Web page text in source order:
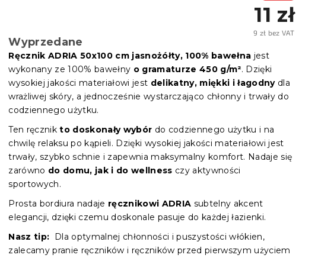
11 zł
9 zł bez VAT
Wyprzedane
Ręcznik ADRIA 50x100 cm jasnożółty, 100% bawełna jest
wykonany ze 100% bawełny o gramaturze 450 g/m². Dzięki
wysokiej jakości materiałowi jest delikatny, miękki i łagodnydla
wrażliwej skóry, a jednocześnie wystarczająco chłonny i trwały do
codziennego użytku.
Ten ręcznikto doskonały wybór do codziennego użytku i na
chwilę relaksu po kąpieli. Dzięki wysokiej jakości materiałowi jest
trwały, szybko schnie i zapewnia maksymalny komfort. Nadaje się
zarówno do domu, jak i do wellness czy aktywności
sportowych.
Prosta bordiura nadaje ręcznikowi ADRIA subtelny akcent
elegancji, dzięki czemu doskonale pasuje do każdej łazienki.
Nasz tip: Dla optymalnej chłonności i puszystości włókien,
zalecamy pranie ręczników i ręczników przed pierwszym użyciem